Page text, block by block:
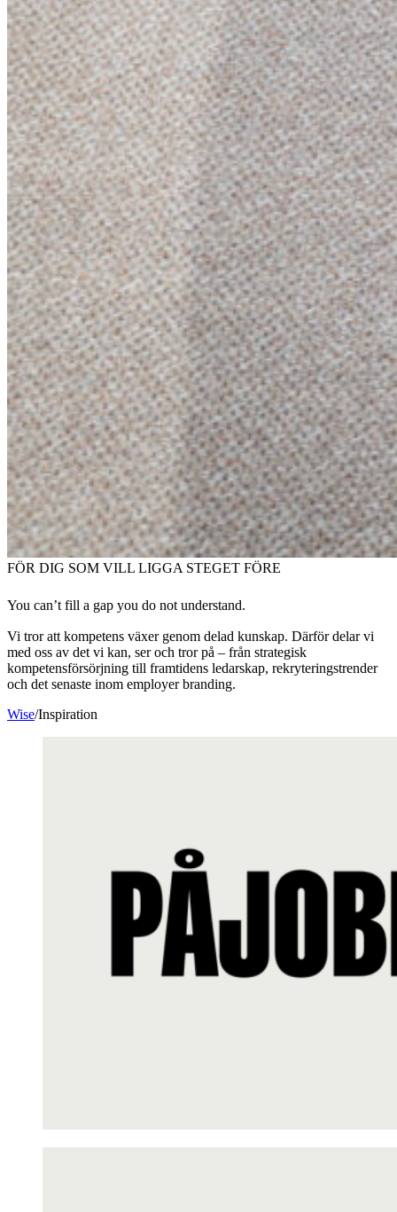
FÖR DIG SOM VILL LIGGA STEGET FÖRE
You can’t fill a gap you do not understand.
Vi tror att kompetens växer genom delad kunskap. Därför delar vi
med oss av det vi kan, ser och tror på – från strategisk
kompetensförsörjning till framtidens ledarskap, rekryteringstrender
och det senaste inom employer branding.
Wise/Inspiration